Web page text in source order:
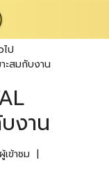
ไป
ะสมกับงาน
งาน
ข้าชม |